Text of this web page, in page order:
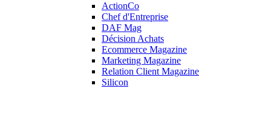
ActionCo
Chef d'Entreprise
DAF Mag
Décision Achats
Ecommerce Magazine
Marketing Magazine
Relation Client Magazine
Silicon